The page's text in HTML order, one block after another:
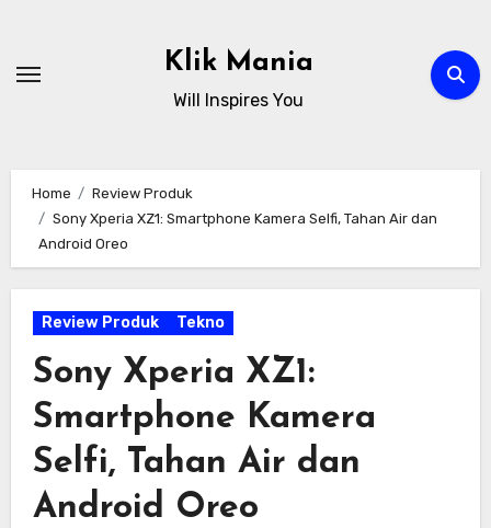
content
Klik Mania
Will Inspires You
Home
Review Produk
Sony Xperia XZ1: Smartphone Kamera Selfi, Tahan Air dan
Android Oreo
Review Produk Tekno
Sony Xperia XZ1:
Smartphone Kamera
Selfi, Tahan Air dan
Android Oreo